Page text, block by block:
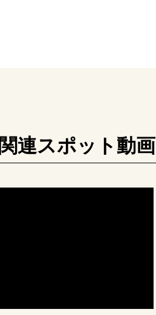
関連スポット動画